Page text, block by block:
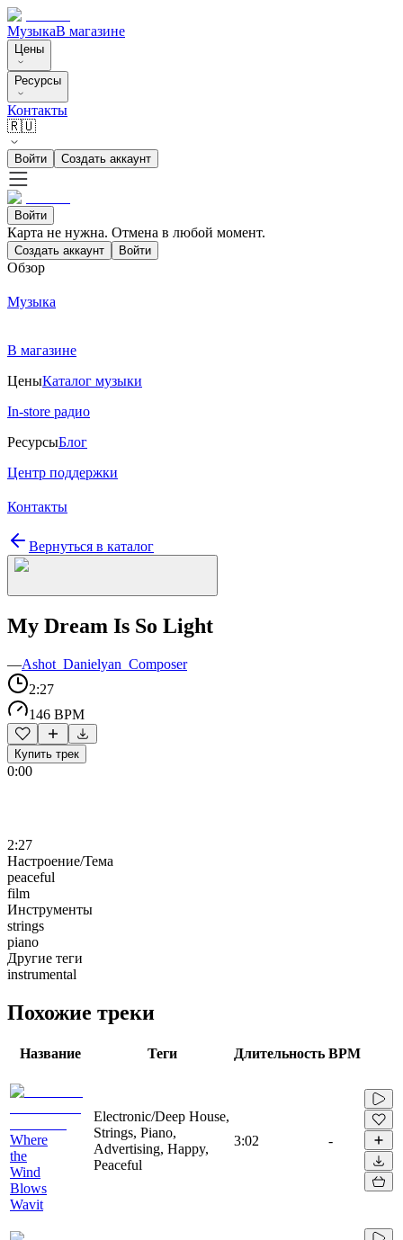
МузыкаВ магазине
Цены
Ресурсы
Контакты
🇷🇺
Войти Создать аккаунт
Войти
Карта не нужна. Отмена в любой момент.
Создать аккаунт Войти
Обзор
Музыка
В магазине
ЦеныКаталог музыки
In-store радио
РесурсыБлог
Центр поддержки
Контакты
Вернуться в каталог
My Dream Is So Light
—Ashot_Danielyan_Composer
2:27
146 BPM
Купить трек
0:00
2:27
Настроение/Тема
peaceful
film
Инструменты
strings
piano
Другие теги
instrumental
Похожие треки
Название Теги Длительность BPM
Where
the
Wind
Blows
Wavit
Electronic/Deep House,
Strings, Piano,
Advertising, Happy,
Peaceful
3:02 -